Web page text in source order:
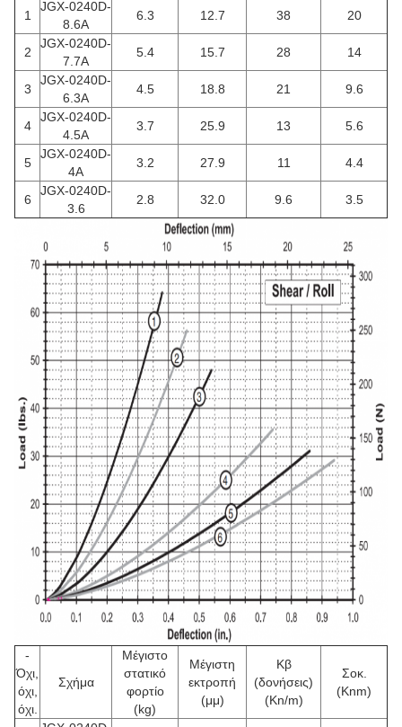
1
JGX-0240D-
8.6Α
6.3 12.7 38 20
2
JGX-0240D-
7.7Α
5.4 15.7 28 14
3
JGX-0240D-
6.3Α
4.5 18.8 21 9.6
4
JGX-0240D-
4.5A
3.7 25.9 13 5.6
5
JGX-0240D-
4A
3.2 27.9 11 4.4
6
JGX-0240D-
3.6
2.8 32.0 9.6 3.5
-
Όχι,
όχι,
όχι.
Σχήμα
Μέγιστο
στατικό
φορτίο
(kg)
Μέγιστη
εκτροπή
(μμ)
Κβ
(δονήσεις)
(Kn/m)
Σοκ.
(Knm)